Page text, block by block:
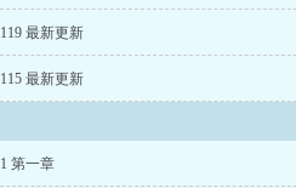
119 最新更新
115 最新更新
1 第一章